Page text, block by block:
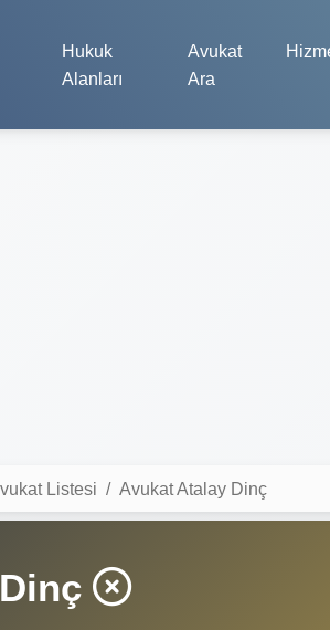
Hukuk
Alanları
Avukat
Ara
Listesi Avukat Atalay Dinç